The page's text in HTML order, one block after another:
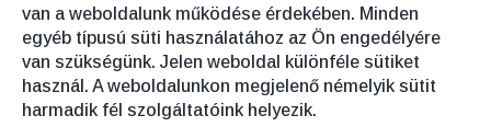
van a weboldalunk működése érdekében. Minden
egyéb típusú süti használatához az Ön engedélyére
van szükségünk. Jelen weboldal különféle sütiket
használ. A weboldalunkon megjelenő némelyik sütit
harmadik fél szolgáltatóink helyezik.